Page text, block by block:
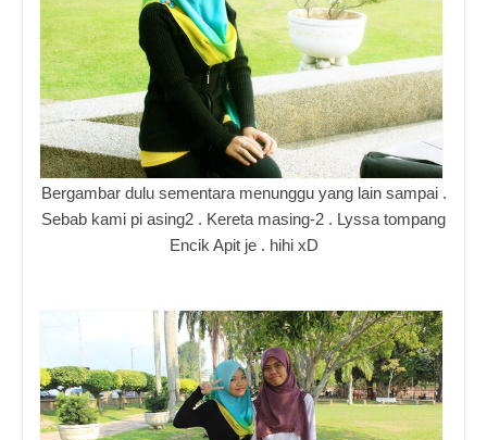
Bergambar dulu sementara menunggu yang lain sampai .
Sebab kami pi asing2 . Kereta masing-2 . Lyssa tompang
Encik Apit je . hihi xD